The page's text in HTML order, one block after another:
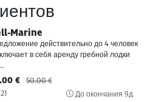
Marine
действительно до 4 человек
в себя аренду гребной лодки
€ 50.00 €
До окончания9д